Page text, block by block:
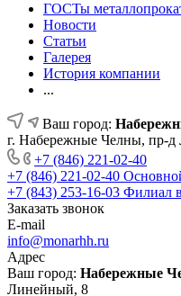
ГОСТы
Новости
Статьи
Галерея
История компании
...
Ваш город:
г. Набережные Челны, пр-
+7 (846) 221-02-40
+7 (846) 221-02-40
+7 (843) 253-16-03 Филиал
Заказать звонок
E-mail
info@monarhh.ru
Адрес
Ваш город: Набережные
Линейный, 8